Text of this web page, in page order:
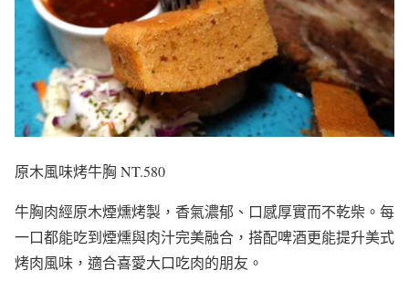
原木風味烤牛胸 NT.580
牛胸肉經原木煙燻烤製，香氣濃郁、口感厚實而不乾柴。每
一口都能吃到煙燻與肉汁完美融合，搭配啤酒更能提升美式
烤肉風味，適合喜愛大口吃肉的朋友。